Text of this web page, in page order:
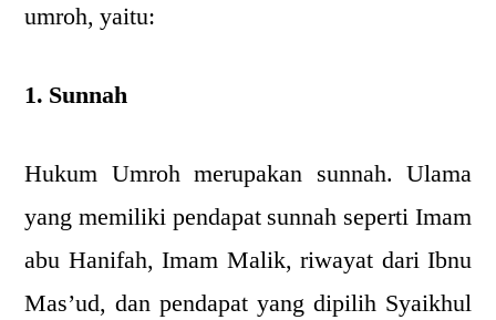
umroh, yaitu:
1. Sunnah
Hukum Umroh merupakan sunnah. Ulama
yang memiliki pendapat sunnah seperti Imam
abu Hanifah, Imam Malik, riwayat dari Ibnu
Mas’ud, dan pendapat yang dipilih Syaikhul